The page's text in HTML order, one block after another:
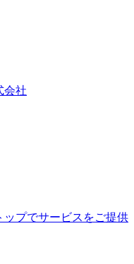
会社
プでサービスをご提供